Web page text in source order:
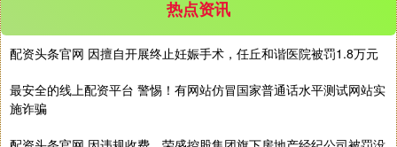
热点资讯
配资头条官网 因擅自开展终止妊娠手术，任丘和谐医院被罚1.8万元
最安全的线上配资平台 警惕！有网站仿冒国家普通话水平测试网站实
施诈骗